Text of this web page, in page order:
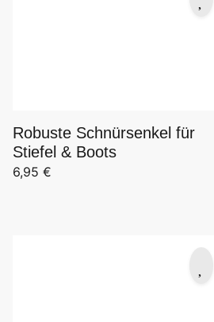
Robuste Schnürsenkel für
Stiefel & Boots
6,95 €